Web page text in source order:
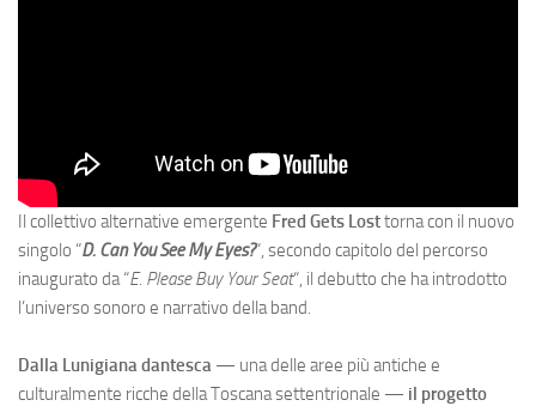
Il collettivo alternative emergente Fred Gets Losttorna con il nuovo
singolo “D. Can You See My Eyes?“, secondo capitolo del percorso
inaugurato da “E. Please Buy Your Seat“, il debutto che ha introdotto
l’universo sonoro e narrativo della band.
Dalla Lunigiana dantesca — una delle aree più antiche e
culturalmente ricche della Toscana settentrionale — il progetto